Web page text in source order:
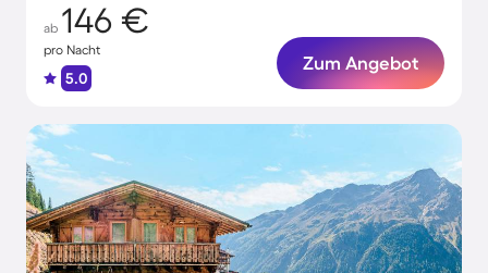
ab 146 €
pro Nacht
5.0
Zum Angebot